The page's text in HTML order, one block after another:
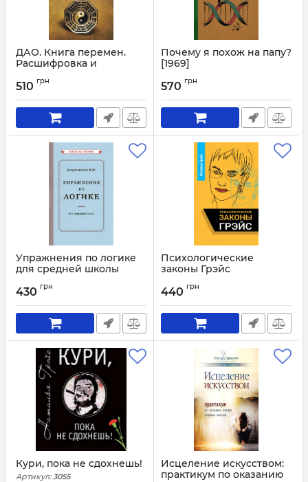
ДАО. Книга перемен.
Расшифровка и
соответствии с
смыслом ДАО
3076
510 грн
Почему я похож на папу?
[1969]
570 грн
Упражнения по логике
для средней школы
Артикул:
430 грн
Психологические
законы Грэйс
440 грн
Кури, пока не сдохнешь!
Артикул: 3055
Исцеление искусством:
практикум по оказанию